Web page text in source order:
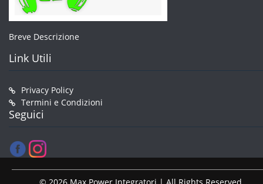
Breve Descrizione
Link Utili
Privacy Policy
Termini e Condizioni
Seguici